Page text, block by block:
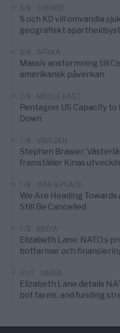
5/8 SVERIGE
S och KD vill omvandla
geografiskt
3/8 AFRIKA
Massiv anstormning till
amerikansk påverkan
2/8 MIDDLE EAST
Pentagon: US Capacity
Down
1/8 VÄRLDEN
Stephen Brawer:
framställer Kinas
1/8 WAR & PEACE
We Are Heading Towards
Still Be Cancelled
1/8 MEDIA
Elizabeth Lane: NATO:s
botfarmar och
31/7 MEDIA
Elizabeth Lane details
bot farms, and funding